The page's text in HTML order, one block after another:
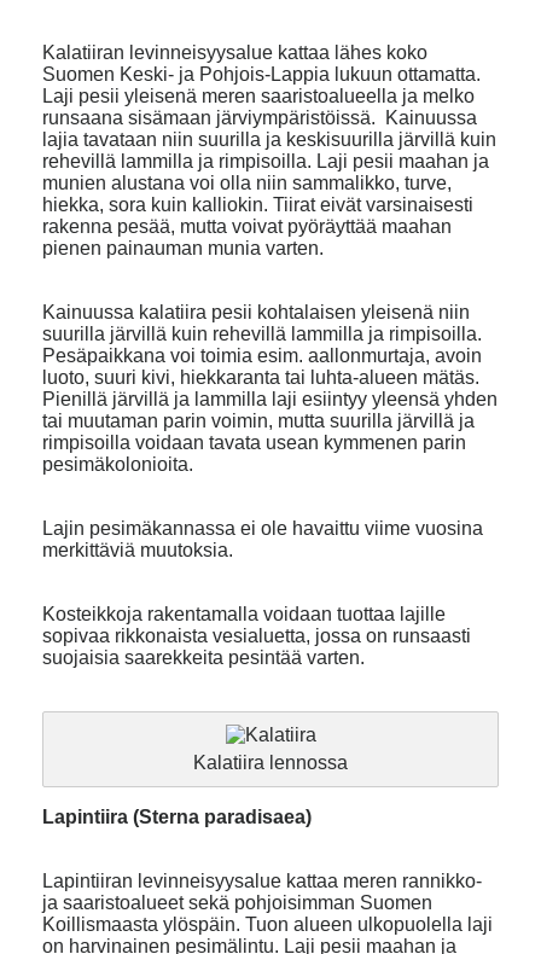
Kalatiiran levinneisyysalue kattaa lähes koko
Suomen Keski- ja Pohjois-Lappia lukuun ottamatta.
Laji pesii yleisenä meren saaristoalueella ja melko
runsaana sisämaan järviympäristöissä. Kainuussa
lajia tavataan niin suurilla ja keskisuurilla järvillä kuin
rehevillä lammilla ja rimpisoilla. Laji pesii maahan ja
munien alustana voi olla niin sammalikko, turve,
hiekka, sora kuin kalliokin. Tiirat eivät varsinaisesti
rakenna pesää, mutta voivat pyöräyttää maahan
pienen painauman munia varten.
Kainuussa kalatiira pesii kohtalaisen yleisenä niin
suurilla järvillä kuin rehevillä lammilla ja rimpisoilla.
Pesäpaikkana voi toimia esim. aallonmurtaja, avoin
luoto, suuri kivi, hiekkaranta tai luhta-alueen mätäs.
Pienillä järvillä ja lammilla laji esiintyy yleensä yhden
tai muutaman parin voimin, mutta suurilla järvillä ja
rimpisoilla voidaan tavata usean kymmenen parin
pesimäkolonioita.
Lajin pesimäkannassa ei ole havaittu viime vuosina
merkittäviä muutoksia.
Kosteikkoja rakentamalla voidaan tuottaa lajille
sopivaa rikkonaista vesialuetta, jossa on runsaasti
suojaisia saarekkeita pesintää varten.
Kalatiira lennossa
Lapintiira (Sterna paradisaea)
Lapintiiran levinneisyysalue kattaa meren rannikko-
ja saaristoalueet sekä pohjoisimman Suomen
Koillismaasta ylöspäin. Tuon alueen ulkopuolella laji
on harvinainen pesimälintu. Laji pesii maahan ja